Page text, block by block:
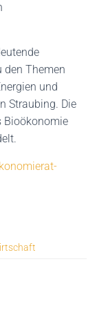
den Themen
und
Straubing. Die
Bioökonomie